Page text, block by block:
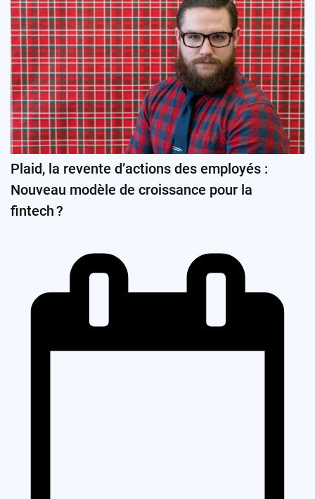
Plaid, la revente d’actions des employés :
Nouveau modèle de croissance pour la
fintech ?